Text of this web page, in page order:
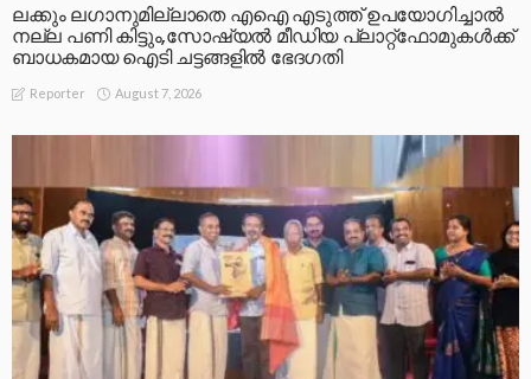
ലക്കും ലഗാനുമില്ലാതെ എഐ എടുത്ത് ഉപയോഗിച്ചാല്‍
നല്ല പണി കിട്ടും,സോഷ്യല്‍ മീഡിയ പ്ലാറ്റ്‌ഫോമുകള്‍ക്ക്
ബാധകമായ ഐടി ചട്ടങ്ങളില്‍ ഭേദഗതി
Reporter August 7, 2026